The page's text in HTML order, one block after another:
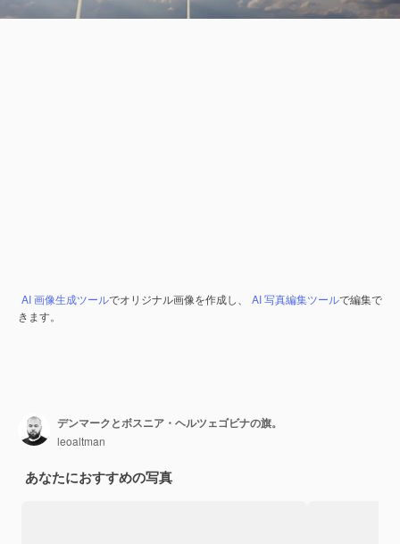
AI 画像生成ツールでオリジナル画像を作成し、 AI 写真編集ツールで編集で
きます。
デンマークとボスニア・ヘルツェゴビナの旗。
leoaltman
あなたにおすすめの写真